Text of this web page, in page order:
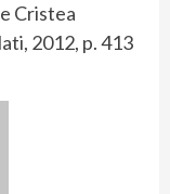
Cristea
2012, p. 413